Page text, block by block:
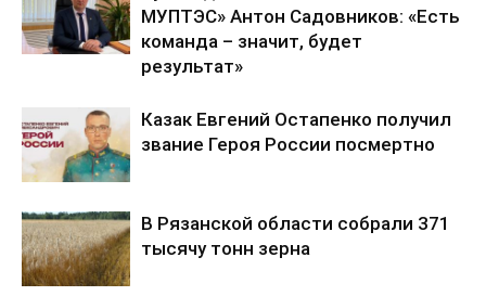
МУПТЭС» Антон Садовников: «Есть
команда – значит, будет
результат»
Казак Евгений Остапенко получил
звание Героя России посмертно
В Рязанской области собрали 371
тысячу тонн зерна